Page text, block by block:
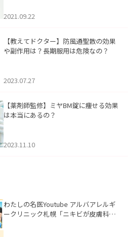
2021.09.22
【教えてドクター】防風通聖散の効果
や副作用は？長期服用は危険なの？
2023.07.27
【薬剤師監修】ミヤBM錠に痩せる効果
は本当にあるの？
2023.11.10
わたしの名医Youtube アルバアレルギ
ークリニック札幌「ニキビが皮膚科で